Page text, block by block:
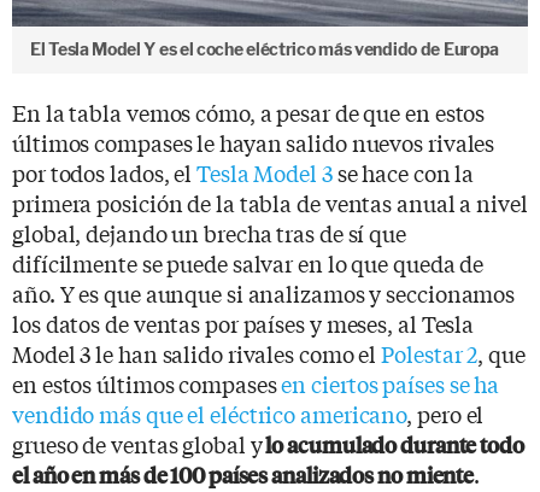
El Tesla Model Y es el coche eléctrico más vendido de Europa
En la tabla vemos cómo, a pesar de que en estos
últimos compases le hayan salido nuevos rivales
por todos lados, elTesla Model 3se hace con la
primera posición de la tabla de ventas anual a nivel
global, dejando un brecha tras de sí que
difícilmente se puede salvar en lo que queda de
año. Y es que aunque si analizamos y seccionamos
los datos de ventas por países y meses, al Tesla
Model 3 le han salido rivales como elPolestar 2, que
en estos últimos compasesen ciertos países se ha
vendido más que el eléctrico americano, pero el
grueso de ventas global ylo acumulado durante todo
el año en más de 100 países analizados no miente.